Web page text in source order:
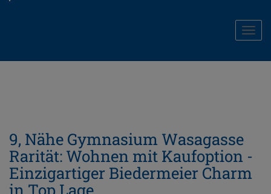
9, Nähe Gymnasium Wasagasse
Rarität: Wohnen mit Kaufoption -
Einzigartiger Biedermeier Charm
in Top Lage